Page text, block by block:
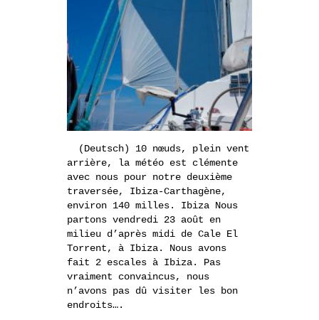
(Deutsch) 10 nœuds, plein vent
arrière, la météo est clémente
avec nous pour notre deuxième
traversée, Ibiza-Carthagène,
environ 140 milles. Ibiza Nous
partons vendredi 23 août en
milieu d’après midi de Cale El
Torrent, à Ibiza. Nous avons
fait 2 escales à Ibiza. Pas
vraiment convaincus, nous
n’avons pas dû visiter les bon
endroits….